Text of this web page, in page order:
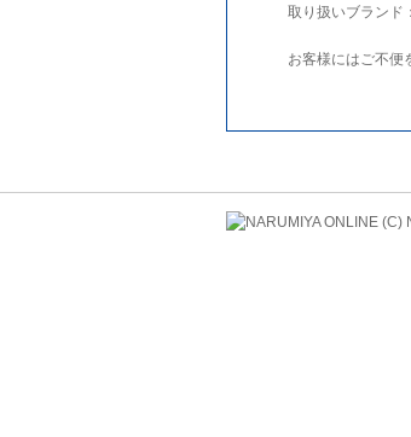
取り扱いブランド
お客様にはご不便